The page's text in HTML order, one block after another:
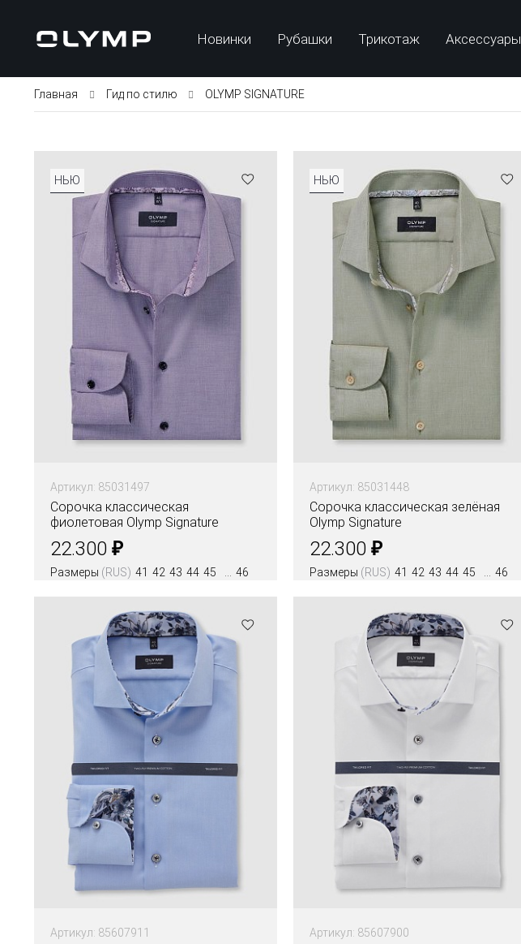
Новинки Рубашки Трикотаж Аксессуары
Главная Гид по стилю OLYMP SIGNATURE
НЬЮ
Артикул: 85031497
Сорочка классическая
фиолетовая Olymp Signature
22.300 ₽
Размеры (RUS) 41 42 43 44 45
46
Цвета
НЬЮ
Артикул: 85031448
Сорочка классическая зелёная
Olymp Signature
22.300 ₽
Размеры (RUS) 41 42 43 44 45
46
Цвета
Артикул: 85607911 Артикул: 85607900